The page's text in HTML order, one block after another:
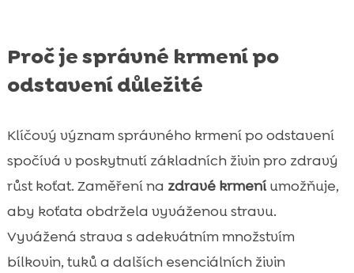
Proč je správné krmení po
odstavení důležité
Klíčový význam správného krmení po odstavení
spočívá v poskytnutí základních živin pro zdravý
růst koťat. Zaměření na zdravé krmeníumožňuje,
aby koťata obdržela vyváženou stravu.
Vyvážená strava s adekvátním množstvím
bílkovin, tuků a dalších esenciálních živin